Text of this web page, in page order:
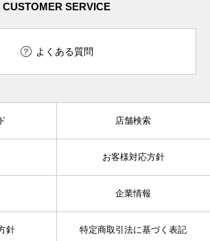
CUSTOMER SERVICE
よくある質問
店舗検索
お客様対応方針
企業情報
針 特定商取引法に基づく表記